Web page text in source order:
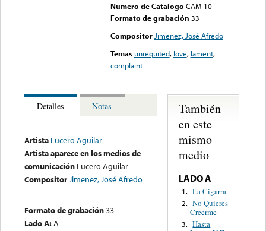
Numero de Catalogo CAM-10
Formato de grabación 33
Compositor Jimenez, José Afredo
Temas unrequited, love, lament,
complaint
Detalles Notas
Artista Lucero Aguilar
Artista aparece en los medios de
comunicación Lucero Aguilar
CompositorJimenez, José Afredo
Formato de grabación33
Lado A:A
También
en este
mismo
medio
LADO A
1. La Cigarra
2. No Quieres
Creerme
3. Hasta